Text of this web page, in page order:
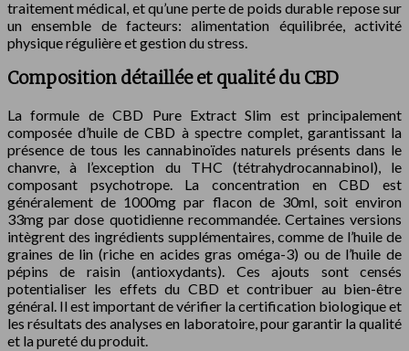
traitement médical, et qu’une perte de poids durable repose sur
un ensemble de facteurs: alimentation équilibrée, activité
physique régulière et gestion du stress.
Composition détaillée et qualité du CBD
La formule de CBD Pure Extract Slim est principalement
composée d’huile de CBD à spectre complet, garantissant la
présence de tous les cannabinoïdes naturels présents dans le
chanvre, à l’exception du THC (tétrahydrocannabinol), le
composant psychotrope. La concentration en CBD est
généralement de 1000mg par flacon de 30ml, soit environ
33mg par dose quotidienne recommandée. Certaines versions
intègrent des ingrédients supplémentaires, comme de l’huile de
graines de lin (riche en acides gras oméga-3) ou de l’huile de
pépins de raisin (antioxydants). Ces ajouts sont censés
potentialiser les effets du CBD et contribuer au bien-être
général. Il est important de vérifier la certification biologique et
les résultats des analyses en laboratoire, pour garantir la qualité
et la pureté du produit.